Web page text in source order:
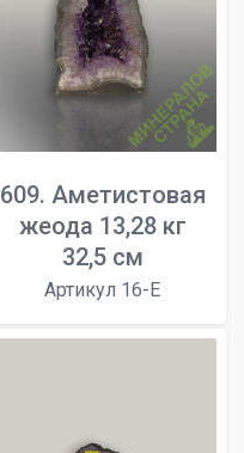
609. Аметистовая
жеода 13,28 кг
32,5 см
Артикул 16-E